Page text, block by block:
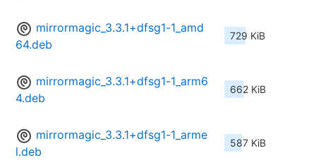
mirrormagic_3.3.1+dfsg1-1_amd
64.deb
729 KiB
mirrormagic_3.3.1+dfsg1-1_arm6
4.deb
662 KiB
mirrormagic_3.3.1+dfsg1-1_arme
l.deb
587 KiB